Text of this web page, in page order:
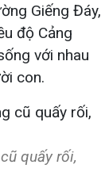
Giếng Đáy,
độ Cảng
với nhau
con.
quấy rối,